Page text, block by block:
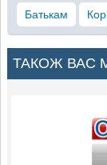
Батькам
ТАКОЖ ВАС